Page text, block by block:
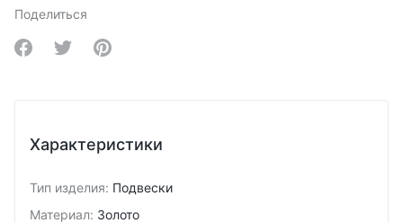
Поделиться
Share on Facebook
Share on Twitter
Share on Pinterest
Характеристики
Тип изделия: Подвески
Материал: Золото